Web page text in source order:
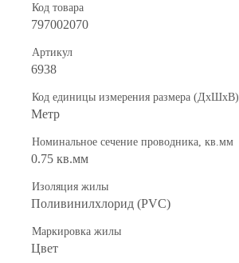
Код товара
797002070
Артикул
6938
Код единицы измерения размера (ДхШхВ)
Метр
Номинальное сечение проводника, кв.мм
0.75 кв.мм
Изоляция жилы
Поливинилхлорид (PVC)
Маркировка жилы
Цвет